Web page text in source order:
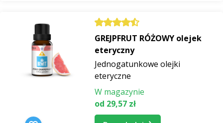
GREJPFRUT RÓŻOWY olejek
eteryczny
Jednogatunkowe olejki
eteryczne
W magazynie
od 29,57 zł